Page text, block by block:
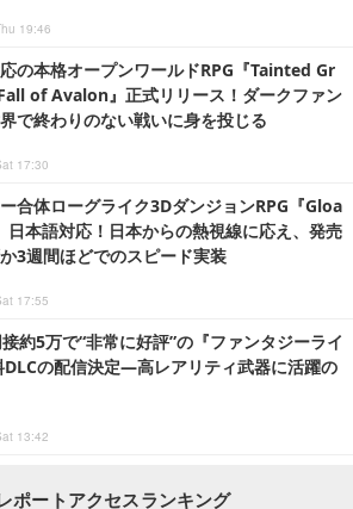
19:46
の本格オープンワールドRPG『Tainted Gr
of Avalon』正式リリース！ダークファン
で終わりのない戦いに身を投じる
17:30
合体ローグライク3DダンジョンRPG『Gloa
本語対応！日本からの熱視線に応え、発売
3週間ほどでのスピード実装
17:55
約5万で“非常に好評”の『ファンタジーライ
DLCの配信決定―高レアリティ武器に活躍の
13:42
ポートアクセスランキング